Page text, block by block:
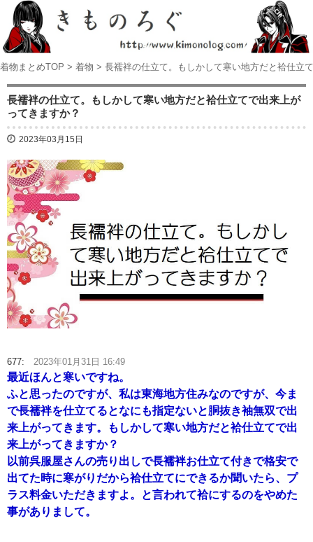
着物まとめTOP > 着物 > 長襦袢の仕立て。もしかして寒い地方だと袷仕立
長襦袢の仕立て。もしかして寒い地方だと袷仕立てで出来上が
ってきますか？
2023年03月15日
677: 2023年01月31日 16:49
最近ほんと寒いですね。
ふと思ったのですが、私は東海地方住みなのですが、今ま
で長襦袢を仕立てるとなにも指定ないと胴抜き袖無双で出
来上がってきます。もしかして寒い地方だと袷仕立てで出
来上がってきますか？
以前呉服屋さんの売り出しで長襦袢お仕立て付きで格安で
出てた時に寒がりだから袷仕立てにできるか聞いたら、プ
ラス料金いただきますよ。と言われて袷にするのをやめた
事がありまして。